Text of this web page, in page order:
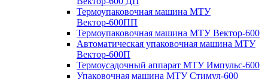
Термоупаковочная машина МТУ
Вектор-600ПП
Термоупаковочная машина МТУ Вектор-600
Автоматическая упаковочная машина МТУ
Вектор-600П
Термоусадочный аппарат МТУ Импульс-600
Упаковочная машина МТУ Стимул-600